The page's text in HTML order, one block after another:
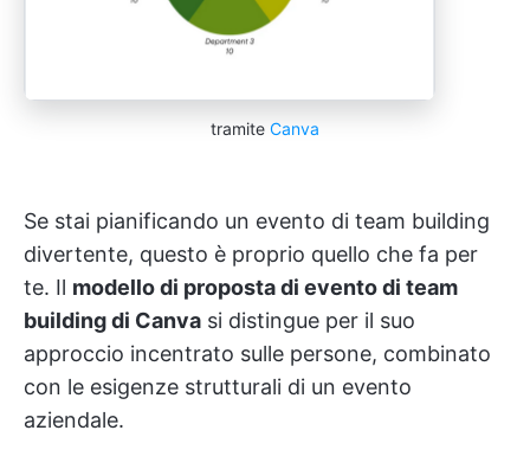
tramite Canva
Se stai pianificando un evento di team building
divertente, questo è proprio quello che fa per
te. Il modello di proposta di evento di team
building di Canva si distingue per il suo
approccio incentrato sulle persone, combinato
con le esigenze strutturali di un evento
aziendale.